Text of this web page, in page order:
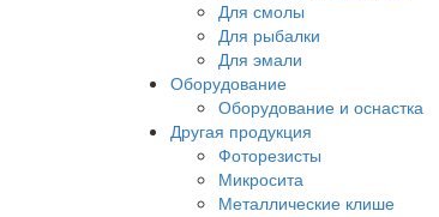
Для смолы
Для рыбалки
Для эмали
Оборудование
Оборудование и оснастка
Другая продукция
Фоторезисты
Микросита
Металлические клише